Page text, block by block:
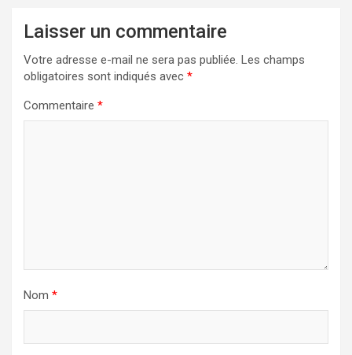
Laisser un commentaire
Votre adresse e-mail ne sera pas publiée. Les champs
obligatoires sont indiqués avec *
Commentaire *
Nom *